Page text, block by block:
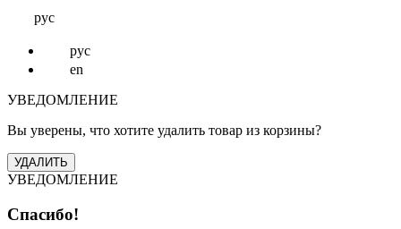
рус
рус
en
УВЕДОМЛЕНИЕ
Вы уверены, что хотите удалить товар из корзины?
УВЕДОМЛЕНИЕ
Спасибо!